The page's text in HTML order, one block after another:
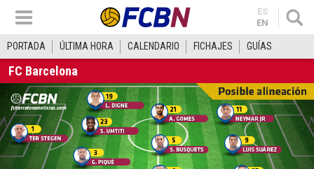
ES
EN
PORTADA ÚLTIMA HORA CALENDARIO FICHAJES GUÍAS
FC Barcelona